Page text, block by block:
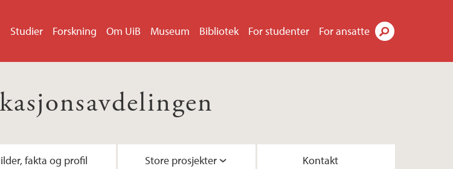
Studier Forskning Om UiB Museum Bibliotek For studenter For ansatte
fakta og profil Store prosjekter Kontakt